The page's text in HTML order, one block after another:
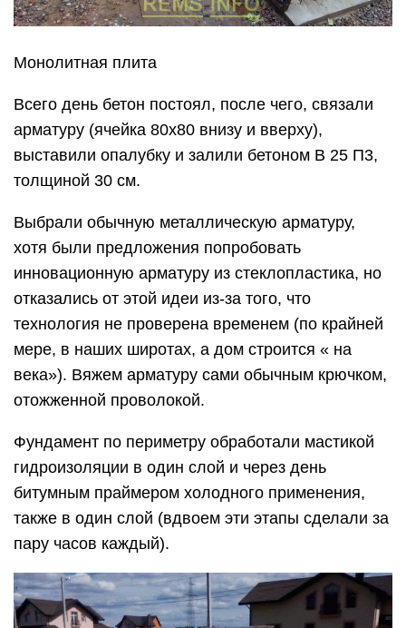
Монолитная плита
Всего день бетон постоял, после чего, связали
арматуру (ячейка 80х80 внизу и вверху),
выставили опалубку и залили бетоном B 25 П3,
толщиной 30 см.
Выбрали обычную металлическую арматуру,
хотя были предложения попробовать
инновационную арматуру из стеклопластика, но
отказались от этой идеи из-за того, что
технология не проверена временем (по крайней
мере, в наших широтах, а дом строится « на
века»). Вяжем арматуру сами обычным крючком,
отожженной проволокой.
Фундамент по периметру обработали мастикой
гидроизоляции в один слой и через день
битумным праймером холодного применения,
также в один слой (вдвоем эти этапы сделали за
пару часов каждый).